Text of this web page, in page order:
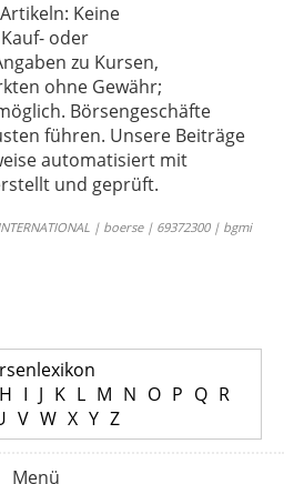
Keine
oder
zu Kursen,
ohne Gewähr;
Börsengeschäfte
führen. Unsere Beiträge
automatisiert mit
und geprüft.
| boerse | 69372300 | bgmi
H I J K L M N O P Q R
V W X Y Z
Menü